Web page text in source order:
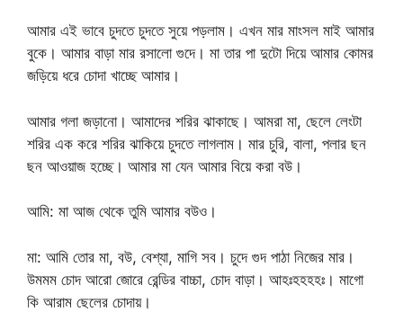
আমার এই ভাবে চুদতে চুদতে সুয়ে পড়লাম। এখন মার মাংসল মাই আমার
বুকে। আমার বাড়া মার রসালো গুদে। মা তার পা দুটো দিয়ে আমার কোমর
জড়িয়ে ধরে চোদা খাচ্ছে আমার।
আমার গলা জড়ানো। আমাদের শরির ঝাকাছে। আমরা মা, ছেলে লেংটা
শরির এক করে শরির ঝাকিয়ে চুদতে লাগলাম। মার চুরি, বালা, পলার ছন
ছন আওয়াজ হচ্ছে। আমার মা যেন আমার বিয়ে করা বউ।
আমি: মা আজ থেকে তুমি আমার বউও।
মা: আমি তোর মা, বউ, বেশ্যা, মাগি সব। চুদে গুদ পাঠা নিজের মার।
উমমম চোদ আরো জোরে রেন্ডির বাচ্চা, চোদ বাড়া। আহঃহহহহঃ। মাগো
কি আরাম ছেলের চোদায়।